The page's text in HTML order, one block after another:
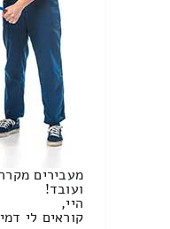
מעבירים
ועובד!
היי,
קוראים לי